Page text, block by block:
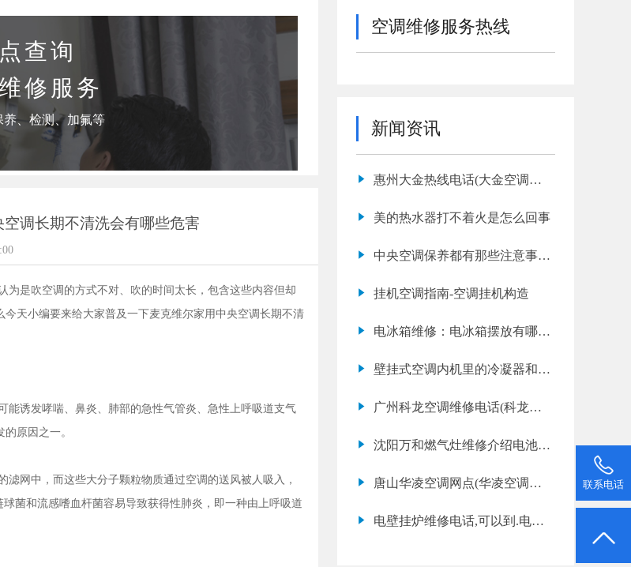
查询
修服务
、检测、加氟等
调长期不清洗会有哪些危害
是吹空调的方式不对、吹的时间太长，包含这些内容但却
今天小编要来给大家普及一下麦克维尔家用中央空调长期不清
诱发哮喘、鼻炎、肺部的急性气管炎、急性上呼吸道支气
原因之一。
网中，而这些大分子颗粒物质通过空调的送风被人吸入，
菌和流感嗜血杆菌容易导致获得性肺炎，即一种由上呼吸道
空调维修服务热线
新闻资讯
惠州大金热线电话(大金空调维
美的热水器打不着火是怎么回事
中央空调保养都有那些注意事
挂机空调指南-空调挂机构造
电冰箱维修：电冰箱摆放有哪些
壁挂式空调内机里的冷凝器和蒸
广州科龙空调维修电话(科龙空
沈阳万和燃气灶维修介绍电池没
唐山华凌空调网点(华凌空调故
电壁挂炉维修电话,可以到.电壁
联系电话